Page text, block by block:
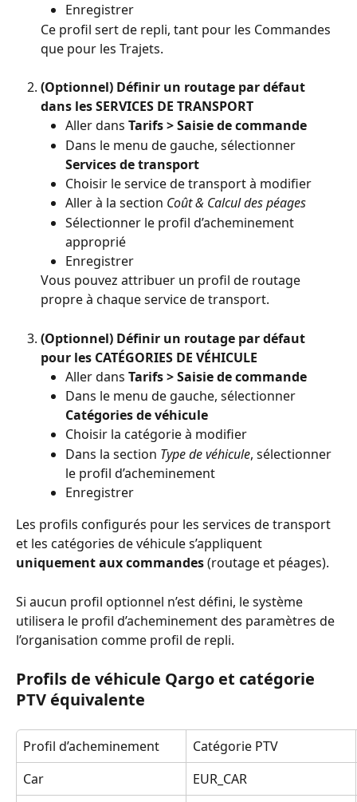
Enregistrer
Ce profil sert de repli, tant pour les Commandes
que pour les Trajets.
(Optionnel) Définir un routage par défaut
dans les SERVICES DE TRANSPORT
Aller dans Tarifs > Saisie de commande
Dans le menu de gauche, sélectionner
Services de transport
Choisir le service de transport à modifier
Aller à la section Coût & Calcul des péages
Sélectionner le profil d’acheminement
approprié
Enregistrer
Vous pouvez attribuer un profil de routage
propre à chaque service de transport.
(Optionnel) Définir un routage par défaut
pour les CATÉGORIES DE VÉHICULE
Aller dans Tarifs > Saisie de commande
Dans le menu de gauche, sélectionner
Catégories de véhicule
Choisir la catégorie à modifier
Dans la section Type de véhicule, sélectionner
le profil d’acheminement
Enregistrer
Les profils configurés pour les services de transport
et les catégories de véhicule s’appliquent
uniquement aux commandes (routage et péages).
Si aucun profil optionnel n’est défini, le système
utilisera le profil d’acheminement des paramètres de
l’organisation comme profil de repli.
Profils de véhicule Qargo et catégorie
PTV équivalente
Profil d’acheminement
Catégorie PTV
Car
EUR_CAR